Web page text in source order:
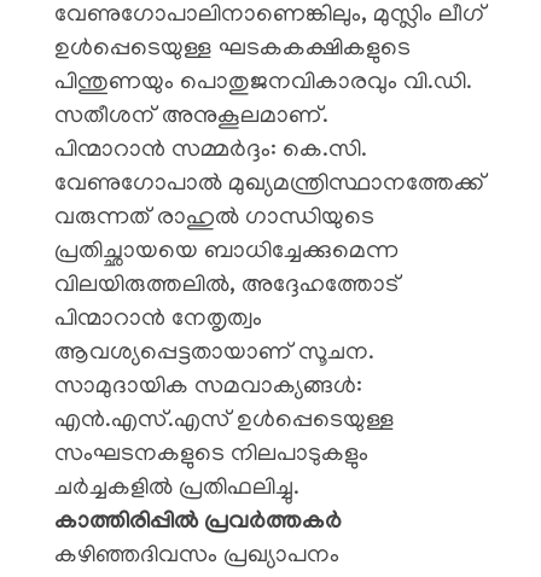
വേണുഗോപാലിനാണെങ്കിലും, മുസ്ലിം ലീഗ്
ഉൾപ്പെടെയുള്ള ഘടകകക്ഷികളുടെ
പിന്തുണയും പൊതുജനവികാരവും വി.ഡി.
സതീശന് അനുകൂലമാണ്.
​പിന്മാറാൻ സമ്മർദ്ദം: കെ.സി.
വേണുഗോപാൽ മുഖ്യമന്ത്രിസ്ഥാനത്തേക്ക്
വരുന്നത് രാഹുൽ ഗാന്ധിയുടെ
പ്രതിച്ഛായയെ ബാധിച്ചേക്കുമെന്ന
വിലയിരുത്തലിൽ, അദ്ദേഹത്തോട്
പിന്മാറാൻ നേതൃത്വം
ആവശ്യപ്പെട്ടതായാണ് സൂചന.
​സാമുദായിക സമവാക്യങ്ങൾ:
എൻ.എസ്.എസ് ഉൾപ്പെടെയുള്ള
സംഘടനകളുടെ നിലപാടുകളും
ചർച്ചകളിൽ പ്രതിഫലിച്ചു.
​കാത്തിരിപ്പിൽ പ്രവർത്തകർ
​കഴിഞ്ഞദിവസം പ്രഖ്യാപനം